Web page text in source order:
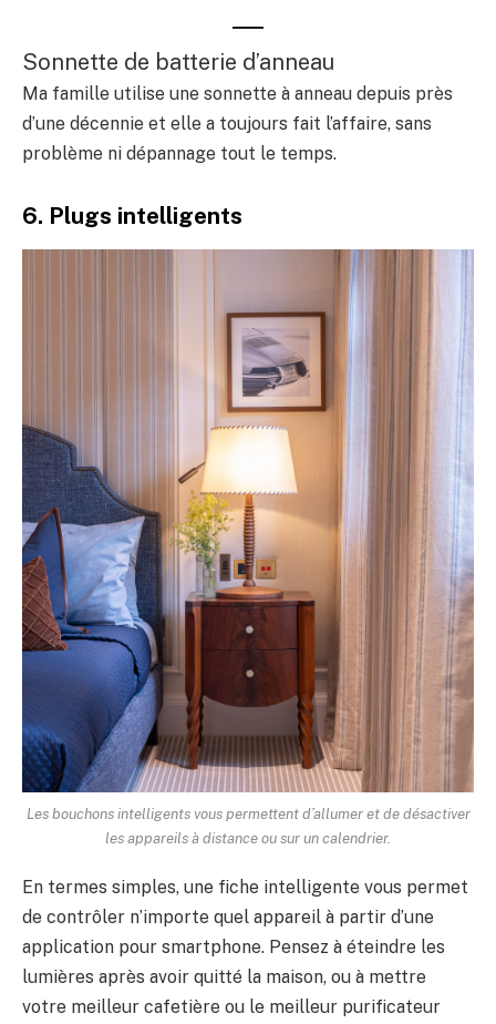
Sonnette de batterie d’anneau
Ma famille utilise une sonnette à anneau depuis près
d’une décennie et elle a toujours fait l’affaire, sans
problème ni dépannage tout le temps.
6. Plugs intelligents
Les bouchons intelligents vous permettent d’allumer et de désactiver
les appareils à distance ou sur un calendrier.
En termes simples, une fiche intelligente vous permet
de contrôler n’importe quel appareil à partir d’une
application pour smartphone. Pensez à éteindre les
lumières après avoir quitté la maison, ou à mettre
votre meilleur cafetière ou le meilleur purificateur